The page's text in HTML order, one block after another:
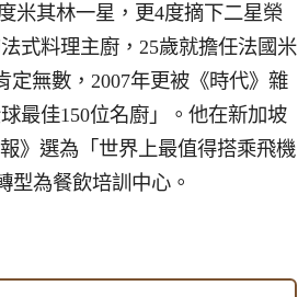
米其林一星，更4度摘下二星榮
式料理主廚，25歲就擔任法國米
定無數，2007年更被《時代》雜
最佳150位名廚」。他在新加坡
》選為「世界上最值得搭乘飛機
型為餐飲培訓中心。